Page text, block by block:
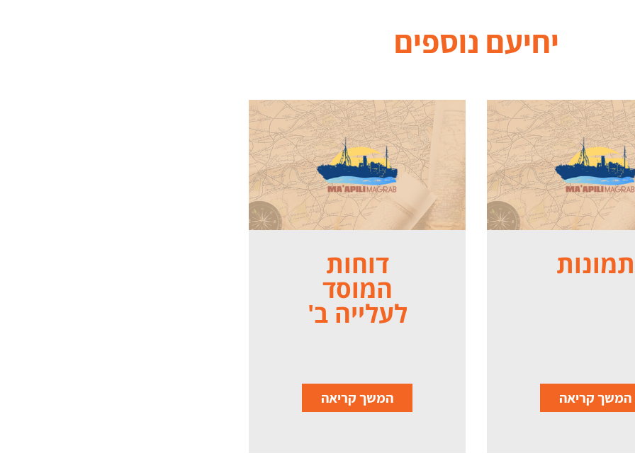
יחיעם נוספים
תמונות
המשך קריאה
דוחות
המוסד
לעלייה ב'
המשך קריאה